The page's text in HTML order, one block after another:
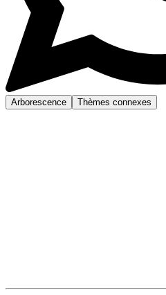
Arborescence Thèmes connexes